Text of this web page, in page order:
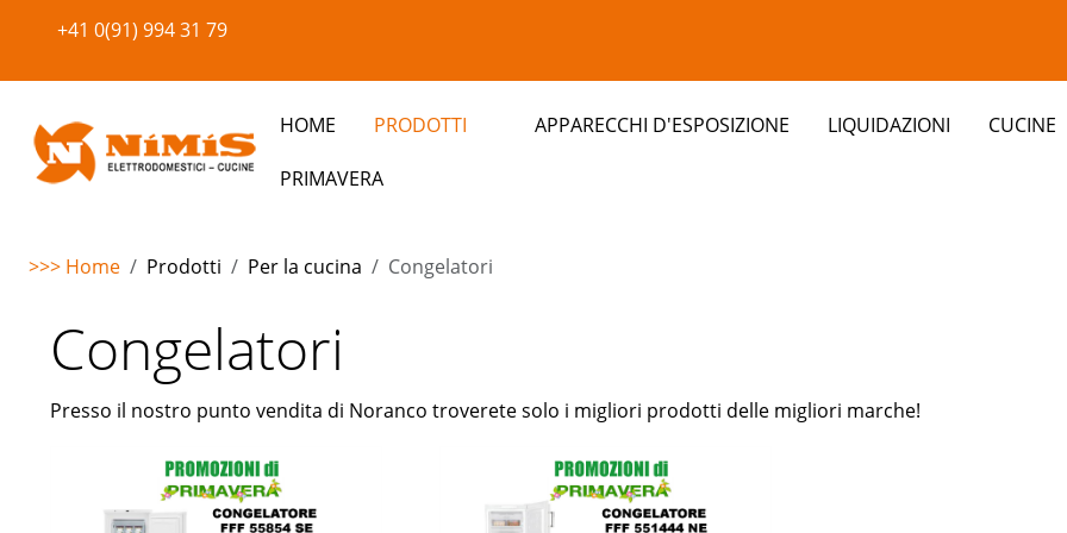
+41 0(91) 994 31 79
HOME PRODOTTI APPARECCHI D'ESPOSIZIONE LIQUIDAZIONI CUCINE
PRIMAVERA
Warning: Undefined property: stdClass::$imglink in/home/clients/0bbf8307db603c8a72ec75c69a21a0a9/web/
>>> Home Prodotti Per la cucina Congelatori
Congelatori
Presso il nostro punto vendita di Noranco troverete solo i migliori prodotti delle migliori marche!